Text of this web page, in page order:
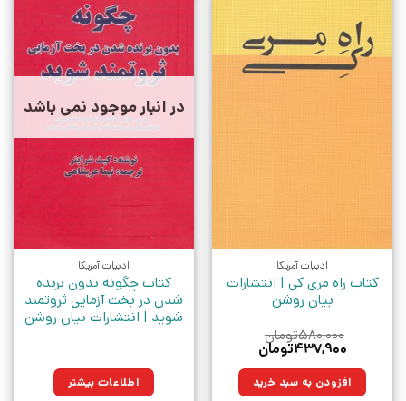
ادبیات آمریکا
کتاب راه مری کی | انتشارات
بیان روشن
۵۸۰,۰۰۰تومان
قیمت
۵۸۰,۰۰۰تومان
بود.
۴۳۷,۹۰۰تومان
۴۳۷,۹۰۰تومان.افزودن به سبد خرید
در انبار موجود نمی باشد
ادبیات آمریکا
کتاب چگونه بدون برنده
شدن در بخت آزمایی ثروتمند
شوید | انتشارات بیان روشن
اطلاعات بیشتر